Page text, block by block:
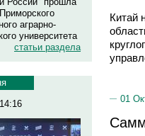
аграрно-
университета
статьи раздела
Китай
01